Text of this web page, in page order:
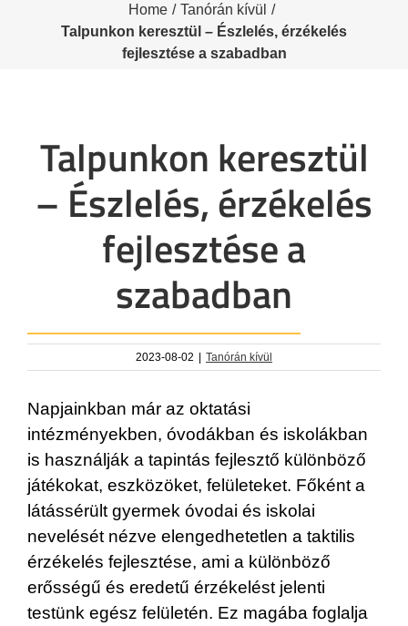
Home / Tanórán kívül /
Talpunkon keresztül – Észlelés, érzékelés
fejlesztése a szabadban
Talpunkon keresztül
– Észlelés, érzékelés
fejlesztése a
szabadban
2023-08-02 | Tanórán kívül
Napjainkban már az oktatási
intézményekben, óvodákban és iskolákban
is használják a tapintás fejlesztő különböző
játékokat, eszközöket, felületeket. Főként a
látássérült gyermek óvodai és iskolai
nevelését nézve elengedhetetlen a taktilis
érzékelés fejlesztése, ami a különböző
erősségű és eredetű érzékelést jelenti
testünk egész felületén. Ez magába foglalja